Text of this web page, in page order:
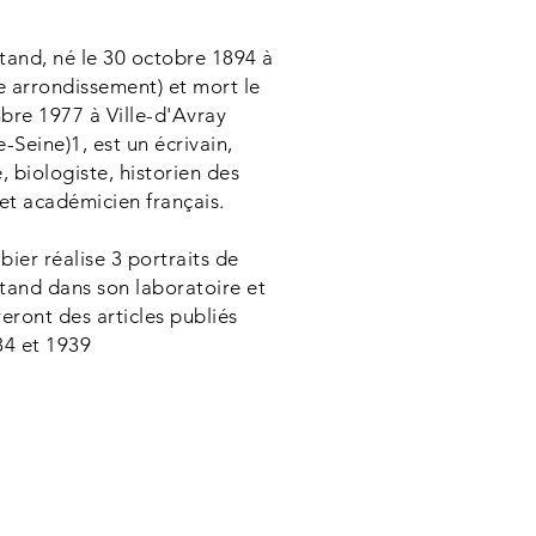
né le30 octobre 1894 à
arrondissement) et mort le
1977 à Ville-d'Avray
Seine)1 , est un écrivain,
, biologiste, historien des
et académicien français.
réalise 3 portraits de
dans son laboratoire et
des articles publiés
et 1939